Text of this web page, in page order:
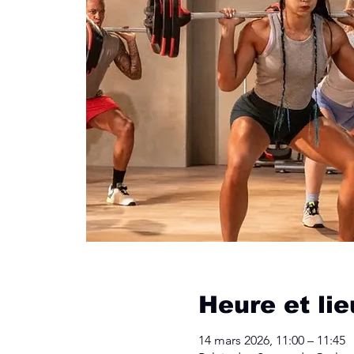
Heure et
14 mars 2026, 11:00 – 11:45